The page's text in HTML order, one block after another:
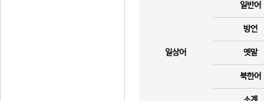
일상어
일반어
방언
옛말
북한어